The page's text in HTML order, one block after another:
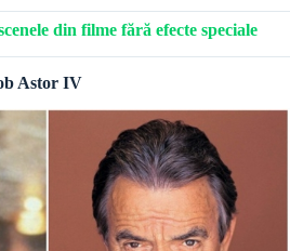
din filme fără efecte speciale
Astor IV